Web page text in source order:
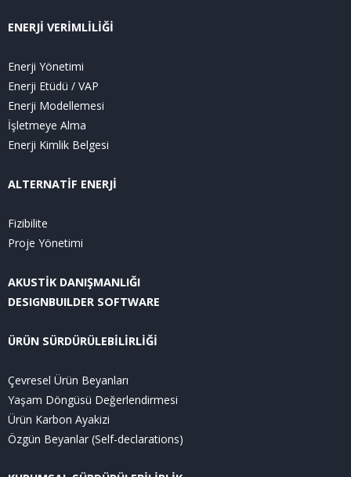
ENERJİ VERİMLİLİĞİ
Enerji Yönetimi
Enerji Etüdü / VAP
Enerji Modellemesi
İşletmeye Alma
Enerji Kimlik Belgesi
ALTERNATİF ENERJİ
Fizibilite
Proje Yönetimi
AKUSTİK DANIŞMANLIĞI
DESIGNBUILDER SOFTWARE
ÜRÜN SÜRDÜRÜLEBİLİRLİĞİ
Çevresel Ürün Beyanları
Yaşam Döngüsü Değerlendirmesi
Ürün Karbon Ayakizi
Özgün Beyanlar (Self-declarations)